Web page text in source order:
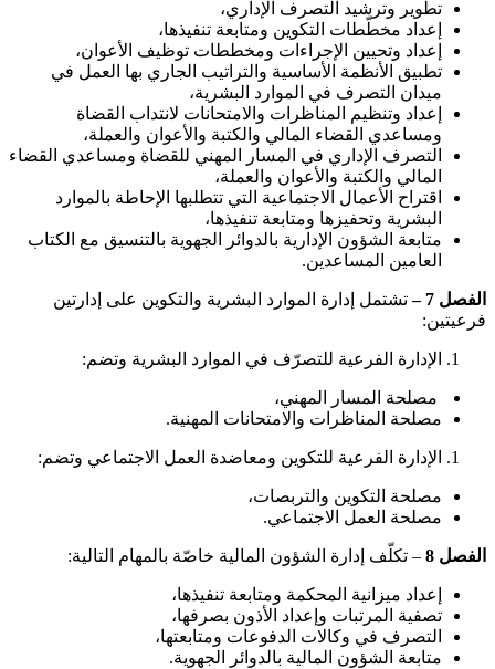
تطوير وترشيد التصرف الإداري،
إعداد مخطّطات التكوين ومتابعة تنفيذها،
إعداد وتحيين الإجراءات ومخططات توظيف الأعوان،
تطبيق الأنظمة الأساسية والتراتيب الجاري بها العمل في
ميدان التصرف في الموارد البشرية،
إعداد وتنظيم المناظرات والامتحانات لانتداب القضاة
ومساعدي القضاء المالي والكتبة والأعوان والعملة،
التصرف الإداري في المسار المهني للقضاة ومساعدي القضاء
المالي والكتبة والأعوان والعملة،
اقتراح الأعمال الاجتماعية التي تتطلبها الإحاطة بالموارد
البشرية وتحفيزها ومتابعة تنفيذها،
متابعة الشؤون الإدارية بالدوائر الجهوية بالتنسيق مع الكتاب
العامين المساعدين.
الفصل 7 –
تشتمل إدارة الموارد البشرية والتكوين على إدارتين
فرعيتين:
الإدارة الفرعية للتصرّف في الموارد البشرية وتضم:
مصلحة المسار المهني،
مصلحة المناظرات والامتحانات المهنية.
الإدارة الفرعية للتكوين ومعاضدة العمل الاجتماعي وتضم:
مصلحة التكوين والتربصات،
مصلحة العمل الاجتماعي.
الفصل 8 – تكلّف إدارة الشؤون المالية خاصّة بالمهام التالية:
إعداد ميزانية المحكمة ومتابعة تنفيذها،
تصفية المرتبات وإعداد الأذون بصرفها،
التصرف في وكالات الدفوعات ومتابعتها،
متابعة الشؤون المالية بالدوائر الجهوية.